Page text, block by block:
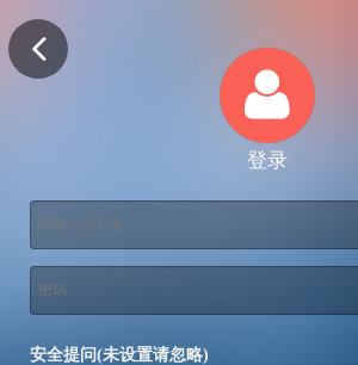
登录
安全提问(未设置请忽略)